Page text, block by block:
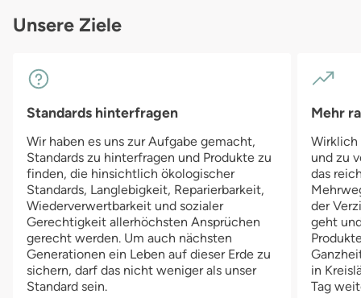
Unsere Ziele
Standards hinterfragen
Wir haben es uns zur Aufgabe gemacht,
Standards zu hinterfragen und Produkte zu
finden, die hinsichtlich ökologischer
Standards, Langlebigkeit, Reparierbarkeit,
Wiederverwertbarkeit und sozialer
Gerechtigkeit allerhöchsten Ansprüchen
gerecht werden. Um auch nächsten
Generationen ein Leben auf dieser Erde zu
sichern, darf das nicht weniger als unser
Standard sein.
Mehr
Wirklich
und zu
das
der
geht
in
Tag